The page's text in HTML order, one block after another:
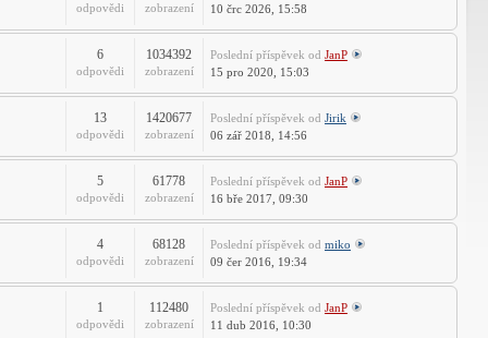
odpovědi zobrazení
10 črc 2026, 15:58
6
odpovědi
1034392
zobrazení
Poslední příspěvek od JanP
15 pro 2020, 15:03
13
odpovědi
1420677
zobrazení
Poslední příspěvek od Jirik
06 zář 2018, 14:56
5
odpovědi
61778
zobrazení
Poslední příspěvek od JanP
16 bře 2017, 09:30
4
odpovědi
68128
zobrazení
Poslední příspěvek od miko
09 čer 2016, 19:34
1
odpovědi
112480
zobrazení
Poslední příspěvek od JanP
11 dub 2016, 10:30